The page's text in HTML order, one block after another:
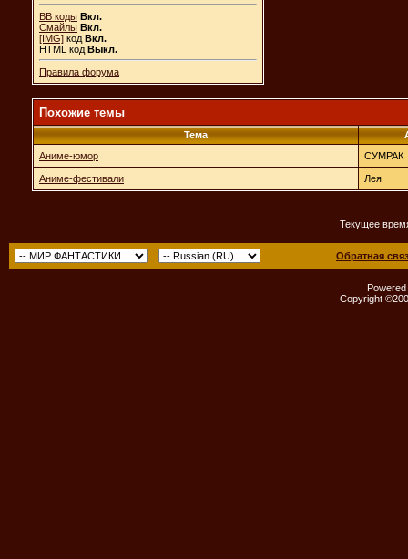
BB коды Вкл.
Смайлы Вкл.
[IMG] код Вкл.
HTML код Выкл.
Правила форума
Похожие темы
Тема
Аниме-юмор
СУМРАК
Аниме-фестивали Лея
Текущее
Обратная
Copyright